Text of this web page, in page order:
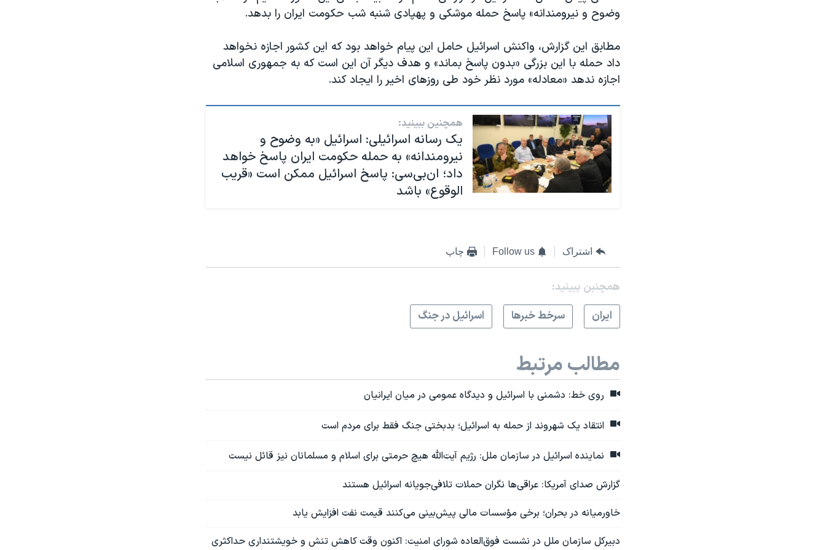
وضوح و نیرومندانه» پاسخ حمله موشکی و پهپادی شنبه شب حکومت ایران را بدهد.
مطابق این گزارش، واکنش اسرائیل حامل این پیام خواهد بود که این کشور اجازه نخواهد
داد حمله با این بزرگی «بدون پاسخ بماند» و هدف دیگر آن این است که به جمهوری اسلامی
اجازه ندهد «معادله» مورد نظر خود طی روزهای اخیر را ایجاد کند.
همچنین ببینید:
یک رسانه اسرائیلی: اسرائیل «به وضوح و
نیرومندانه» به حمله حکومت‌ ایران پاسخ خواهد
داد؛ ان‌بی‌سی: پاسخ اسرائیل ممکن است «قریب
الوقوع» باشد
اشتراک Follow us چاپ
همچنبن ببینید:
ايران
سرخط خبرها اسرائیل در جنگ
مطالب مرتبط
روی خط: دشمنی با اسرائیل و دیدگاه عمومی در میان ایرانیان
انتقاد یک شهروند از حمله به اسرائیل؛ بدبختی جنگ فقط برای مردم است
نماینده اسرائیل در سازمان ملل: رژیم آیت‌الله هیچ حرمتی برای اسلام و مسلمانان نیز قائل نیست
گزارش صدای آمریکا: عراقی‌ها نگران حملات تلافی‌جویانه اسرائیل هستند
خاورمیانه در بحران؛ برخی مؤسسات مالی پیش‌بینی می‌کنند قیمت نفت افزایش یابد
دبیرکل سازمان ملل در نشست فوق‌العاده شورای امنیت: اکنون وقت کاهش تنش و خویشتنداری حداکثری